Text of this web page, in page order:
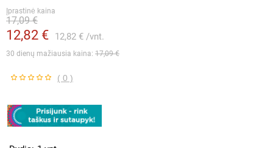
Įprastinė kaina
12,82 € 12,82 € vnt.
17,09 €
30 dienų mažiausia kaina: 17,09 €
( 0 )